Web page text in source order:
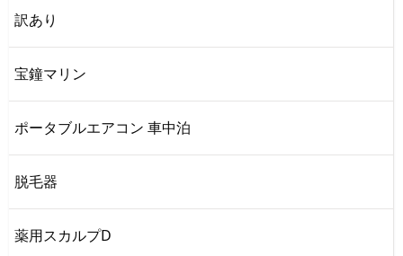
訳あり
宝鐘マリン
ポータブルエアコン 車中泊
脱毛器
薬用スカルプD